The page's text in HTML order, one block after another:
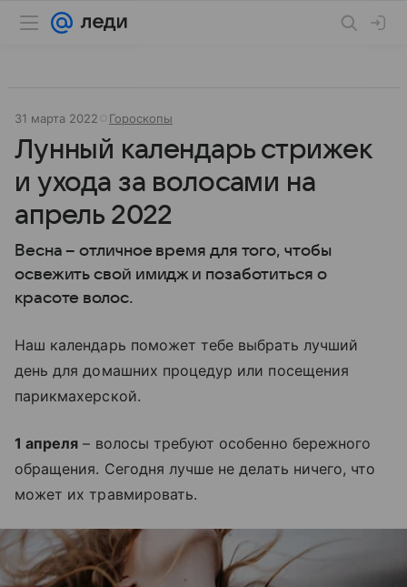
31 марта 2022 Гороскопы
Лунный календарь стрижек
и ухода за волосами на
апрель 2022
Весна – отличное время для того, чтобы
освежить свой имидж и позаботиться о
красоте волос.
Наш календарь поможет тебе выбрать лучший
день для домашних процедур или посещения
парикмахерской.
1 апреля – волосы требуют особенно бережного
обращения. Сегодня лучше не делать ничего, что
может их травмировать.